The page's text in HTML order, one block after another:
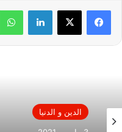
لينكدإن
الدين و الدنيا